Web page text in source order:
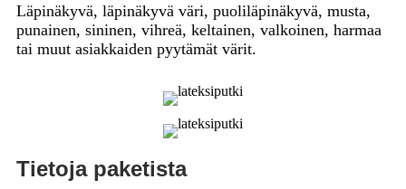
Läpinäkyvä, läpinäkyvä väri, puoliläpinäkyvä, musta,
punainen, sininen, vihreä, keltainen, valkoinen, harmaa
tai muut asiakkaiden pyytämät värit.
Tietoja paketista